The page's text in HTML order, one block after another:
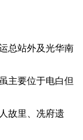
总站外及光华南
主要位于电白但
故里、冼府遗